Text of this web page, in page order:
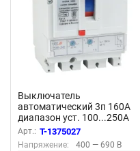
Выключатель
автоматический 3п 160А
диапазон уст. 100...250А
40кА OptiMat D250N-
TM160-УХЛ3 КЭАЗ 291432
Арт.: T-1375027
Напряжение:
400 — 690 В